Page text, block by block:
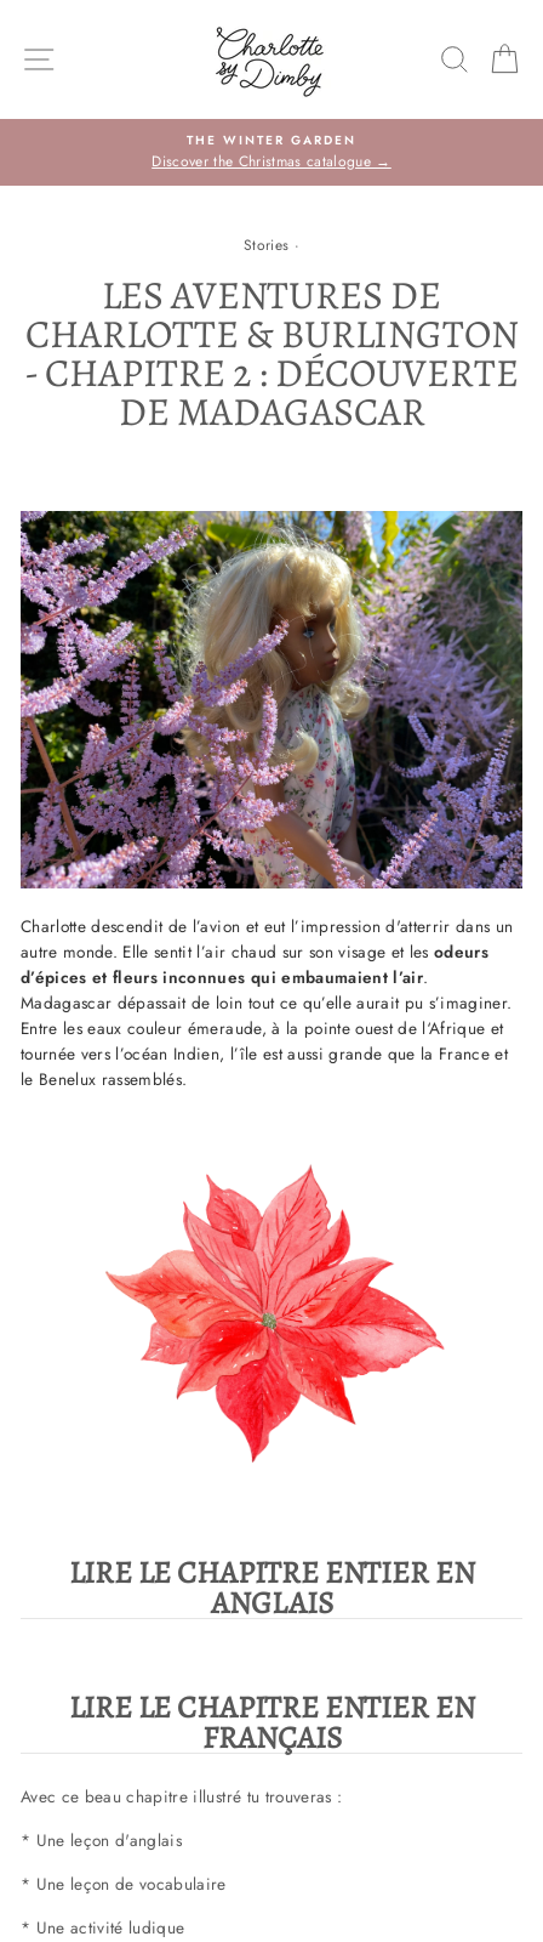
contenu
NAVIGATION DU SITE
THE WINTER GARDEN
Discover the Christmas catalogue →
Stories ·
LES AVENTURES DE
CHARLOTTE & BURLINGTON
- CHAPITRE 2 : DÉCOUVERTE
DE MADAGASCAR
Charlotte descendit de l’avion et eut l’impression d'atterrir dans un
autre monde. Elle sentit l’air chaud sur son visage et lesodeurs
d’épices et fleurs inconnues qui embaumaient l’air.
Madagascar dépassait de loin tout ce qu’elle aurait pu s’imaginer.
Entre les eaux couleur émeraude, à la pointe ouest de l‘Afrique et
tournée vers l’océan Indien, l’île est aussi grande que la France et
le Benelux rassemblés.
LIRE LE CHAPITRE ENTIER EN
ANGLAIS
LIRE LE CHAPITRE ENTIER EN
FRANÇAIS
Avec ce beau chapitre illustré tu trouveras :
* Une leçon d'anglais
* Une leçon de vocabulaire
* Une activité ludique